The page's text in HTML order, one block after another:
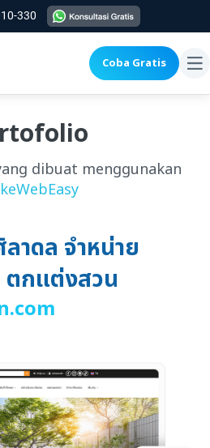
330
Coba Gratis
dibuat menggunakan
าดล จำหน่าย
กแต่งสวน